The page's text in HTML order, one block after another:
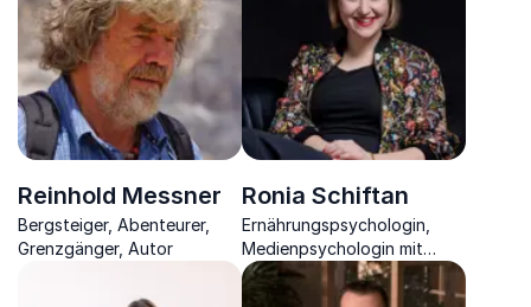
Deutschland
Reinhold Messner
Bergsteiger, Abenteurer,
Grenzgänger, Autor
Ronia Schiftan
Ernährungspsychologin,
Medienpsychologin mit
Expertise für die
Zusammenhänge von